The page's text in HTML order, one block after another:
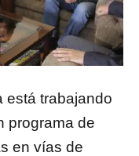
está trabajando
programa de
en vías de